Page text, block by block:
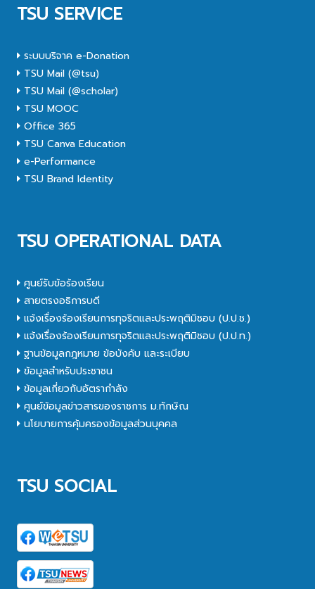
TSU SERVICE
ระบบบริจาค e-Donation
TSU Mail (@tsu)
TSU Mail (@scholar)
TSU MOOC
Office 365
TSU Canva Education
e-Performance
TSU Brand Identity
TSU OPERATIONAL DATA
ศูนย์รับข้อร้องเรียน
สายตรงอธิการบดี
แจ้งเรื่องร้องเรียนการทุจริตและประพฤติมิชอบ (ป.ป.ช.)
แจ้งเรื่องร้องเรียนการทุจริตและประพฤติมิชอบ (ป.ป.ท.)
ฐานข้อมูลกฎหมาย ข้อบังคับ และระเบียบ
ข้อมูลสำหรับประชาชน
ข้อมูลเกี่ยวกับอัตรากำลัง
ศูนย์ข้อมูลข่าวสารของราชการ ม.ทักษิณ
นโยบายการคุ้มครองข้อมูลส่วนบุคคล
TSU SOCIAL